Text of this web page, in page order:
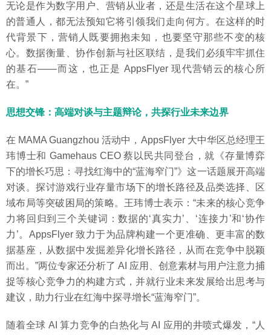
无论是作为数字用户、营销从业者，还是生活在这个星球上
的普通人，都无法预知它将引领我们走向何方。在这样的时
代背景下，营销人既要拥抱未知，也要坚守那些不变的核
心。数据衡量、协作创新与社区联结，是我们必须牢牢抓住
的基石——而这，也正是 AppsFlyer 现代营销云的核心所
在。”
思想交锋：高端对谈与主题辩论，共探行业未来边界
在 MAMA Guangzhou 活动中，AppsFlyer 大中华区总经理王
玮博士和 Gamehaus CEO 蔡以民共同登台，就《存量博弈
下的增长巧思：寻找红海中的“蓝海窄门”》这一话题展开高端
对谈。探讨游戏行业存量市场下的增长路径及品类选择、区
域布局等突破困局的策略。王玮博士表示：“未来的核心竞争
力将回归到三个关键词：数据的‘真实力’、‘连接力’和‘协作
力’。AppsFlyer 致力于为品牌构建一个更准确、更丰富的数
据基座，从数据中发掘差异化增长路径，从而在竞争中脱颖
而出。”两位专家还分析了 AI 应用、创意素材与用户注意力捕
捉等核心竞争力的构建方式，并就行业未来发展给出思考与
建议，助力行业在红海中探寻增长“蓝海窄门”。
随着全球 AI 算力竞争的白热化与 AI 应用的井喷式爆发，“人